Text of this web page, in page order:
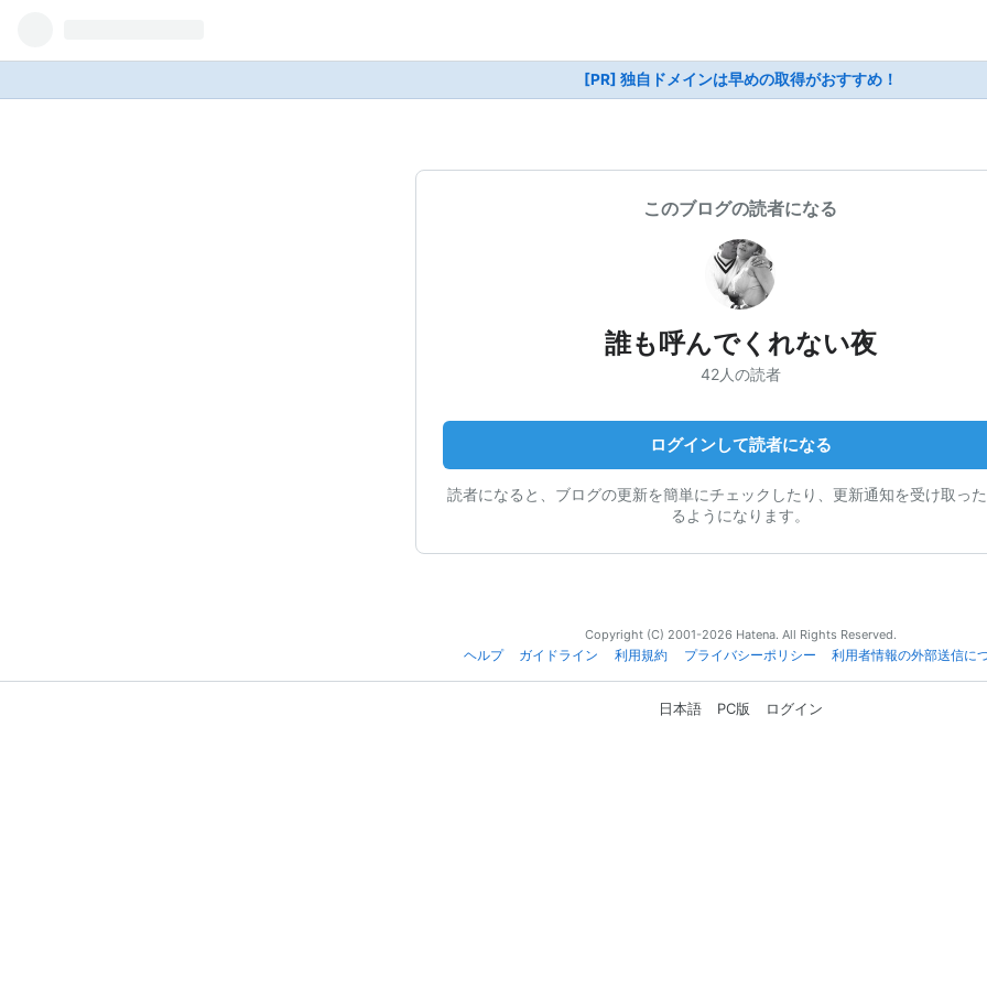
[PR] 独自ドメインは早めの取得がおすすめ！
このブログの読者になる
誰も呼んでくれない夜
42人の読者
ログインして読者になる
読者になると、ブログの更新を簡単にチェックしたり、更新通知を受け取っ
るようになります。
Copyright (C) 2001-2026 Hatena. All Rights Reserved.
ヘルプ
ガイドライン 利用規約 プライバシーポリシー 利用者情報の外部送信に
日本語 PC版 ログイン